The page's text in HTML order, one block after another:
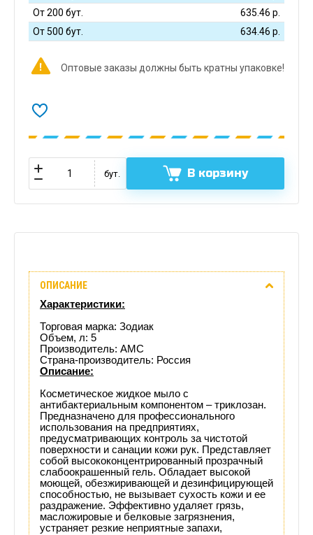
От 200 бут.
635.46 р.
От 500 бут.
634.46 р.
Оптовые заказы должны быть кратны упаковке!
бут. В корзину
Отзывы
(0)
Доставка
этого
товара
ОПИСАНИЕ
Характеристики:
Торговая марка: Зодиак
Объем, л: 5
Производитель: АМС
Страна-производитель: Россия
Описание:
Косметическое жидкое мыло с
антибактериальным компонентом – триклозан.
Предназначено для профессионального
использования на предприятиях,
предусматривающих контроль за чистотой
поверхности и санации кожи рук. Представляет
собой высококонцентрированный прозрачный
слабоокрашенный гель. Обладает высокой
моющей, обезжиривающей и дезинфицирующей
способностью, не вызывает сухость кожи и ее
раздражение. Эффективно удаляет грязь,
масложировые и белковые загрязнения,
устраняет резкие неприятные запахи,